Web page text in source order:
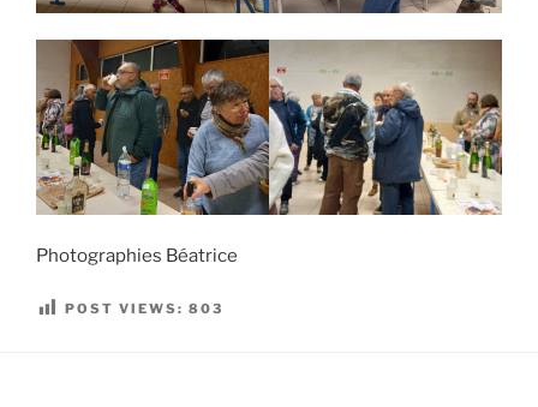
Photographies Béatrice
POST VIEWS: 803